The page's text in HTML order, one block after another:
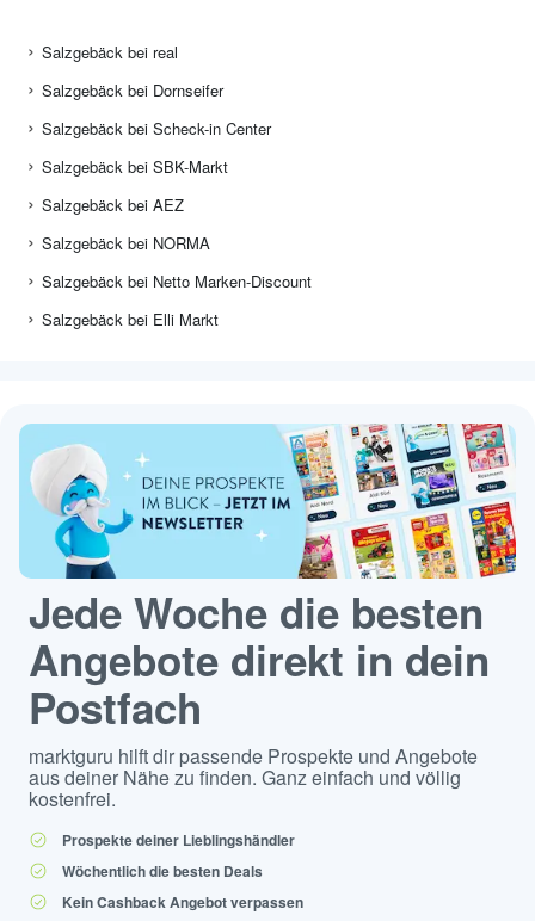
Salzgebäck bei real
Salzgebäck bei Dornseifer
Salzgebäck bei Scheck-in Center
Salzgebäck bei SBK-Markt
Salzgebäck bei AEZ
Salzgebäck bei NORMA
Salzgebäck bei Netto Marken-Discount
Salzgebäck bei Elli Markt
Jede Woche die besten
Angebote direkt in dein
Postfach
marktguru hilft dir passende Prospekte und Angebote
aus deiner Nähe zu finden. Ganz einfach und völlig
kostenfrei.
Prospekte deiner Lieblingshändler
Wöchentlich die besten Deals
Kein Cashback Angebot verpassen